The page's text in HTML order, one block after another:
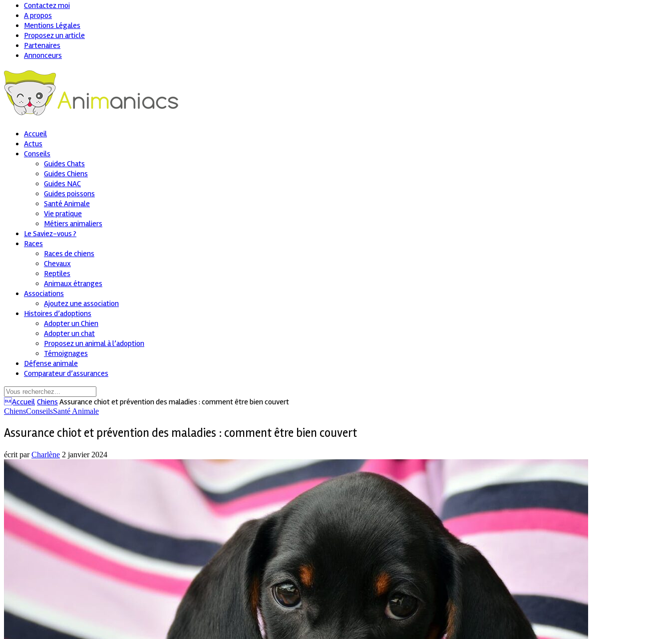
Contactez moi
A propos
Mentions Légales
Proposez un article
Partenaires
Annonceurs
Accueil
Actus
Conseils
Guides Chats
Guides Chiens
Guides NAC
Guides poissons
Santé Animale
Vie pratique
Métiers animaliers
Le Saviez-vous ?
Races
Races de chiens
Chevaux
Reptiles
Animaux étranges
Associations
Ajoutez une association
Histoires d’adoptions
Adopter un Chien
Adopter un chat
Proposez un animal à l’adoption
Témoignages
Défense animale
Comparateur d’assurances
Accueil Chiens Assurance chiot et prévention des maladies : comment être bien couvert
ChiensConseilsSanté Animale
Assurance chiot et prévention des maladies : comment être bien couvert
écrit parCharlène 2 janvier 2024